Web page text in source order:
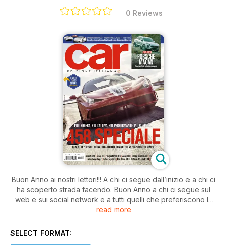
0 Reviews
Buon Anno ai nostri lettori!!! A chi ci segue dall’inizio e a chi ci
ha scoperto strada facendo. Buon Anno a chi ci segue sul
web e sui social network e a tutti quelli che preferiscono la
rivista, senza la quale tutto il resto non sarebbe possibile.
segno di affezione e fedeltà nei nostri confronti e ve ne
read more
SELECT FORMAT: